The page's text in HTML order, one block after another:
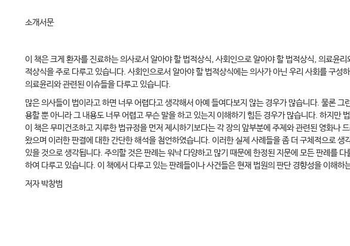
소개서문
이 책은 크게 환자를 진료하는 의사로서 알아야 할 법적상식, 사회인으로 알아야 할 법적상식, 의료윤
적상식을 주로 다루고 있습니다. 사회인으로서 알아야 할 법적상식에는 의사가 아닌 우리 사회를 구
의료윤리와 관련된 이슈들을 다루고 있습니다.
많은 의사들이 법이라고 하면 너무 어렵다고 생각해서 아예 들여다보지 않는 경우가 많습니다. 물론
용할 뿐 아니라 그 내용도 너무 어렵고 무슨 말을 하고 있는지 이해하기 힘든 경우가 많습니다. 하지만
이 책은 무미건조하고 지루한 법규정을 먼저 제시하기보다는 각 장의 앞부분에 주제와 관련된 영화나
왔으며 이러한 판결에 대한 간단한 해석을 첨언하였습니다. 이러한 실제 사례들을 좀 더 구체적으로
있을 것으로 생각됩니다. 주의할 것은 판례는 워낙 다양하고 많기 때문에 한정된 지문에 모든 판례를
하여 다루고 있습니다. 이 책에서 다루고 있는 판례들이나 사건들은 현재 법원의 판단 경향성을 이해하
저자 박창범